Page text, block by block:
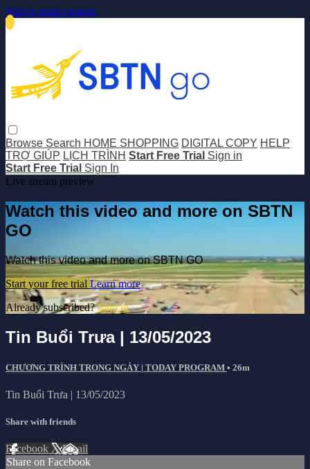
Skip to main content
Browse Search HOME SHOPPING DIGITAL COPY HELP
TRỢ GIÚP LỊCH TRÌNH Start Free Trial Sign in
Start Free Trial Sign In
Live stream preview
Watch this video and more on SBTN
GO
Watch this video and more on SBTN GO
Start your free trial Learn more
Already subscribed?Sign in
Tin Buổi Trưa | 13/05/2023
CHƯƠNG TRÌNH TRONG NGÀY | TODAY PROGRAM • 26m
Tin Buổi Trưa | 13/05/2023
Share with friends
Facebook XEmail
Share on Facebook